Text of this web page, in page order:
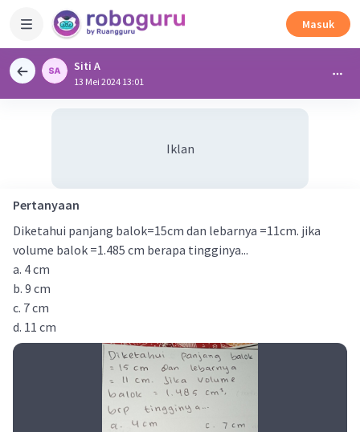
Masuk
Siti A
13 Mei 2024 13:01
Iklan
Pertanyaan
Diketahui panjang balok=15cm dan lebarnya =11cm. jika
volume balok =1.485 cm berapa tingginya...
a. 4 cm
b. 9 cm
c. 7 cm
d. 11 cm